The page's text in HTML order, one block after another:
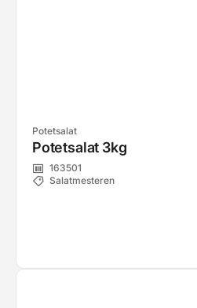
Potetsalat
Potetsalat 3kg
163501
Salatmesteren